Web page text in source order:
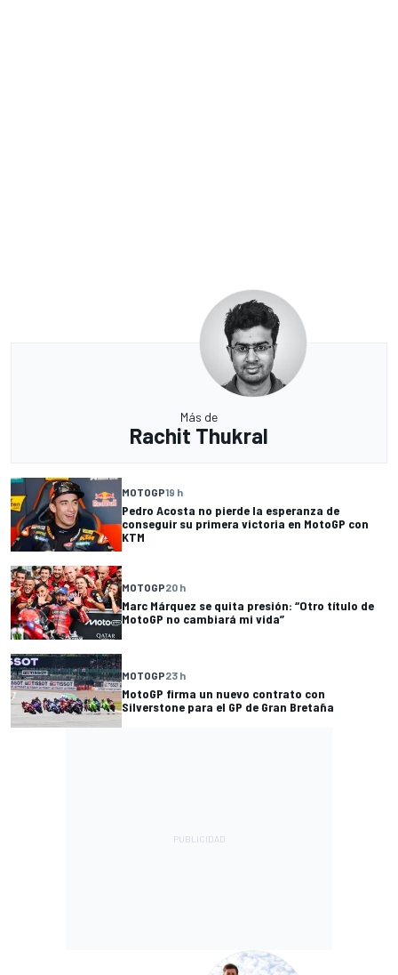
Más de
Rachit Thukral
MOTOGP19 h
Pedro Acosta no pierde la esperanza de
conseguir su primera victoria en MotoGP con
KTM
MOTOGP20 h
Marc Márquez se quita presión: “Otro título de
MotoGP no cambiará mi vida”
MOTOGP23 h
MotoGP firma un nuevo contrato con
Silverstone para el GP de Gran Bretaña